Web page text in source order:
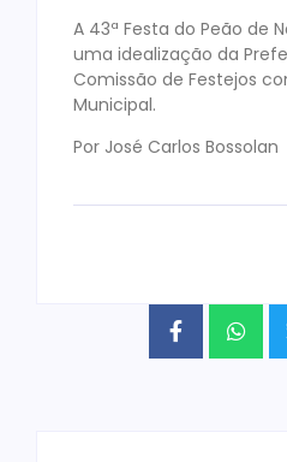
A 43ª Festa do Peão de
uma idealização da
Comissão de Festejos
Municipal.
Por José Carlos Bossolan